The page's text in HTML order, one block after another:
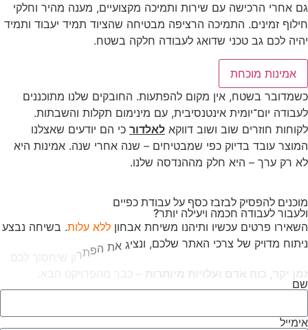
גם אחרי הרכישה עם שירות ותמיכה מקצועיים, מענה מהיר וחלקי
חילוף זמינים. התמיכה הרציפה מבטיחה שהציוד תמיד יעבוד ותמיד
יהיה לכם גב טכני שדואג לעבודה חלקה בשטח.
אמינות מוכחת
כשמדובר בשטח, אין מקום להפתעות. החובקים שלנו מתוכננים
לעבודה יום־יומית אינטנסיבית, עם מינימום תקלות והשבתות.
לקוחות חוזרים שוב ושוב דווקא לאלדור כי הם יודעים שאצלנו
המוצר עובד בדיוק כפי שמבטיחים – שנה אחרי שנה. אמינות היא
לא רק ערך – היא חלק מההנדסה שלנו.
מוכנים להפסיק לבזבז כסף על עבודת כפיים
ולעבור לעבודה חכמה ויעילה יותר?
השאירו פרטים עכשיו ותיהנו משיחת אבחון ללא עלות. בשיחה נבצע
ניתוח מדויק של צרכי האתר שלכם, ונציג את הפתר
שם
אימייל